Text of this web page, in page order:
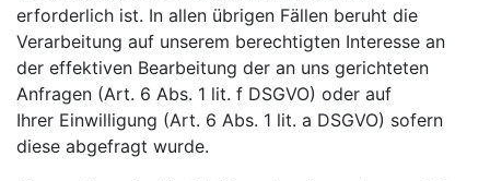
erforderlich ist. In allen übrigen Fällen beruht die
Verarbeitung auf unserem berechtigten Interesse an
der effektiven Bearbeitung der an uns gerichteten
Anfragen (Art. 6 Abs. 1 lit. f DSGVO) oder auf
Ihrer Einwilligung (Art. 6 Abs. 1 lit. a DSGVO) sofern
diese abgefragt wurde.